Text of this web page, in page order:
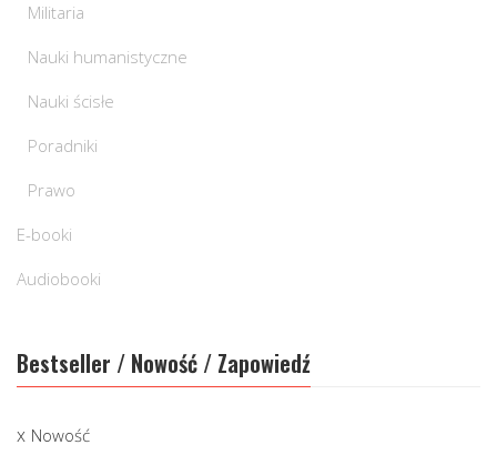
Militaria
Nauki humanistyczne
Nauki ścisłe
Poradniki
Prawo
E-booki
Audiobooki
Bestseller / Nowość / Zapowiedź
Nowość